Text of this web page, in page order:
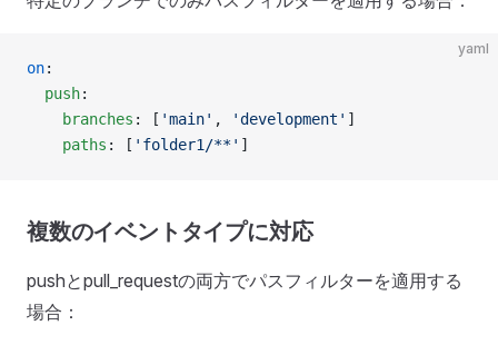
yaml
on:
  push
:
    branches
: [ 'main' , 'development' ]
    paths
: [ 'folder1/**' ]
複数のイベントタイプに対応
pushとpull_requestの両方でパスフィルターを適用する
場合：